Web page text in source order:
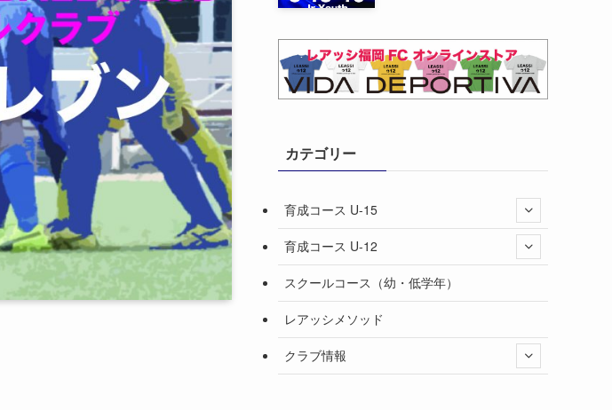
カテゴリー
育成コース U-15
育成コース U-12
スクールコース（幼・低学年）
レアッシメソッド
クラブ情報